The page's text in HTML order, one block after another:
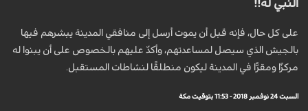
النبي له!!
على كل حال، فإنه قبل أن يموت أرسل إلى منافقي المدينة يبشرهم فيها
بالجيش الذي سيصل لمساعدتهم، وأكدّ عليهم بالخصوص على أن يبنوا له
مركزًا ومقرًّا في المدينة ليكون منطلقًا لنشاطات المستقبل.
السبت 24 نوفمبر 2018 - 11:53 بتوقيت مكة